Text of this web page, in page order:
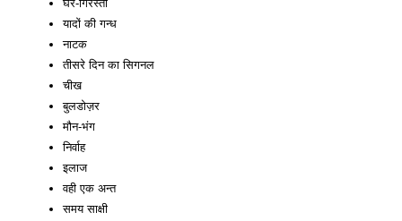
घर-गिरस्ती
यादों की गन्ध
नाटक
तीसरे दिन का सिगनल
चीख
बुलडोज़र
मौन-भंग
निर्वाह
इलाज
वही एक अन्त
समय साक्षी